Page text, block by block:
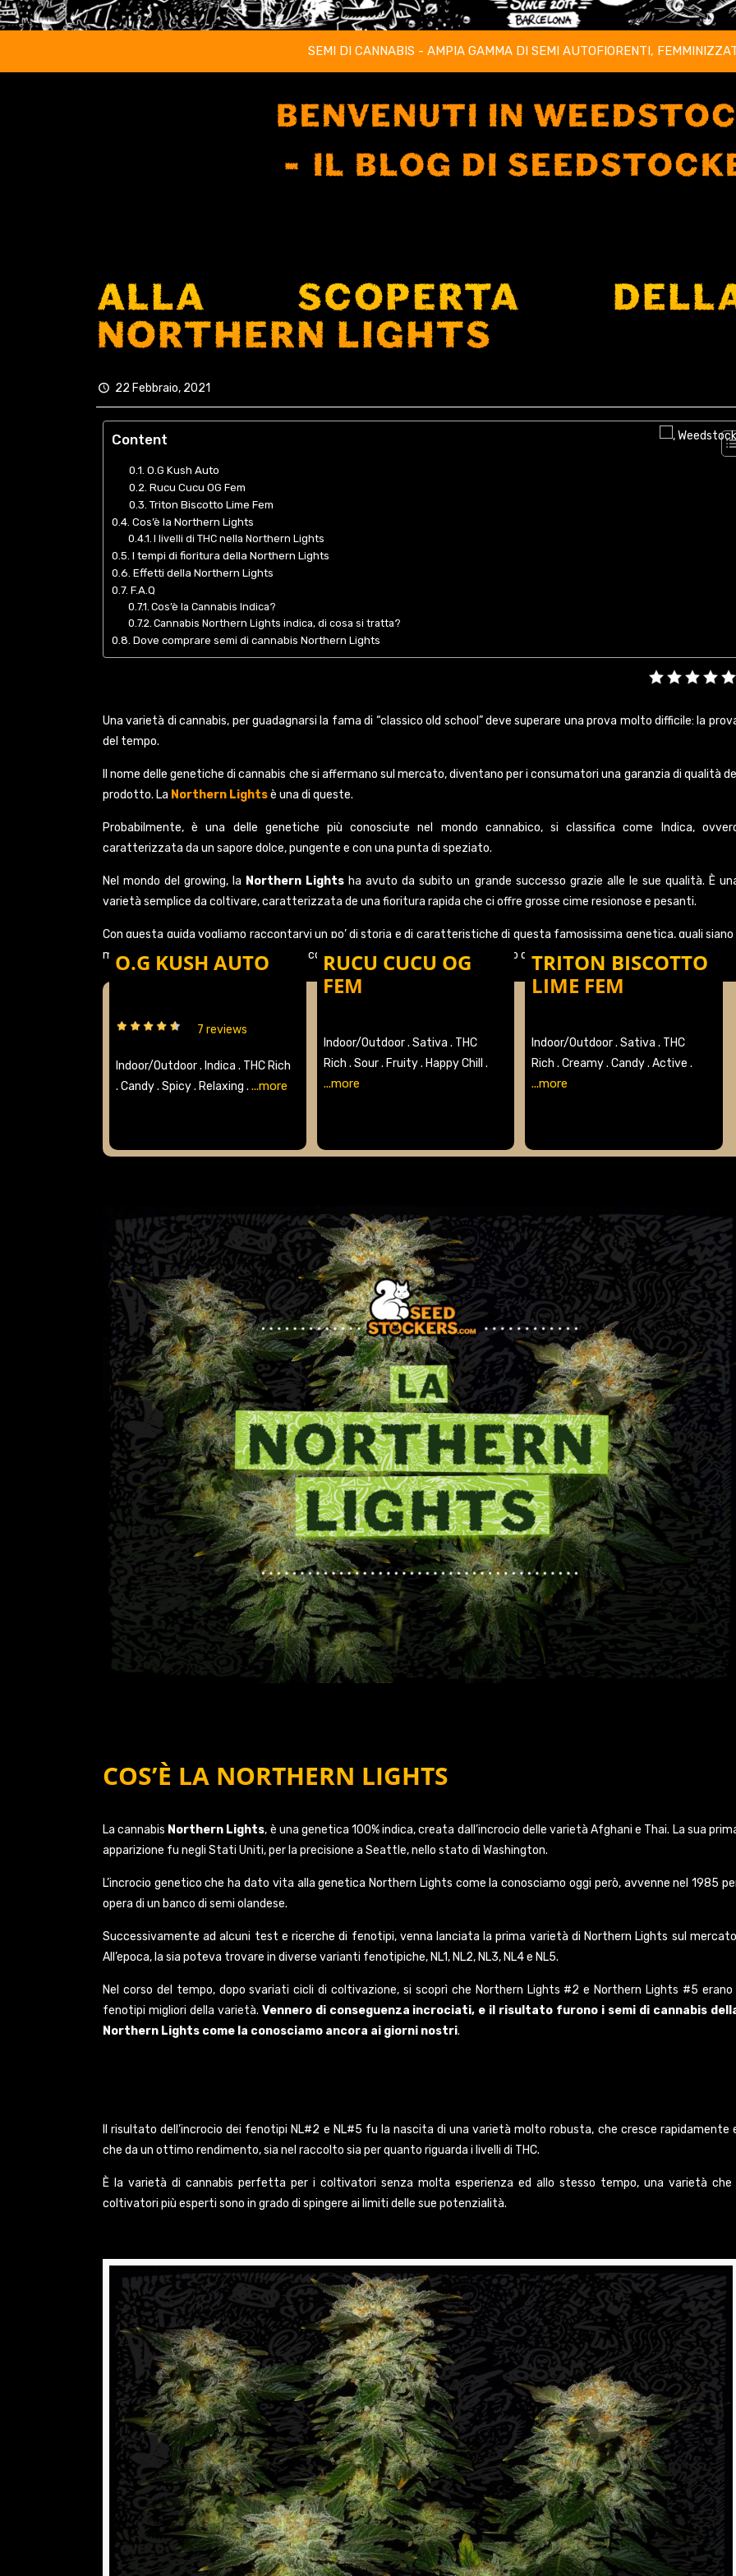
SEMI DI CANNABIS - AMPIA GAMMA DI SEMI AUTOFIORENTI,
BENVENUTI IN
IL BLOG DI
ALLA SCOPERTA
NORTHERN LIGHTS
22 Febbraio, 2021
Content
O.G Kush Auto
Rucu Cucu OG Fem
Triton Biscotto Lime Fem
Cos’è la Northern Lights
I livelli di THC nella Northern Lights
I tempi di fioritura della Northern Lights
Effetti della Northern Lights
F.A.Q
Cos’è la Cannabis Indica?
Cannabis Northern Lights indica, di cosa si tratta?
Dove comprare semi di cannabis Northern Lights
Una varietà di cannabis, per guadagnarsi la fama di “classico old school” deve superare una prova molto difficile: la
del tempo.
Il nome delle genetiche di cannabis che si affermano sul mercato, diventano per i consumatori una garanzia di qualità
prodotto. La Northern Lightsè una di queste.
Probabilmente, è una delle genetiche più conosciute nel mondo cannabico, si classifica come Indica,
caratterizzata da un sapore dolce, pungente e con una punta di speziato.
Nel mondo del growing, la Northern Lights ha avuto da subito un grande successo grazie alle le sue qualità. È
varietà semplice da coltivare, caratterizzata de una fioritura rapida che ci offre grosse cime resionose e pesanti.
Con questa guida vogliamo raccontarvi un po’ di storia e di caratteristiche di questa famosissima genetica, quali siano
motivi che l’hanno portata alla fama e come abbia fatto ad entrare nell’olimpo delle genetiche di cannabis.
O.G KUSH AUTO
7 reviews
Indoor/Outdoor . Indica . THC Rich
. Candy . Spicy . Relaxing . ...more
RUCU CUCU OG
FEM
Indoor/Outdoor .Sativa . THC
Rich .Sour . Fruity . Happy Chill .
...more
TRITON BISCOTTO
LIME FEM
Indoor/Outdoor .Sativa . THC
Rich .Creamy .Candy .Active .
...more
COS’È LA NORTHERN LIGHTS
La cannabis Northern Lights, è una genetica 100% indica, creata dall’incrocio delle varietà Afghani e Thai. La sua
apparizione fu negli Stati Uniti, per la precisione a Seattle, nello stato di Washington.
L’incrocio genetico che ha dato vita alla genetica Northern Lights come la conosciamo oggi però, avvenne nel 1985
opera di un banco di semi olandese.
Successivamente ad alcuni test e ricerche di fenotipi, venna lanciata la prima varietà di Northern Lights sul
All’epoca, la sia poteva trovare in diverse varianti fenotipiche, NL1, NL2, NL3, NL4 e NL5.
Nel corso del tempo, dopo svariati cicli di coltivazione, si scoprì che Northern Lights #2 e Northern Lights #5 erano
fenotipi migliori della varietà. Vennero di conseguenza incrociati, e il risultato furono i semi di cannabis
Northern Lights come la conosciamo ancora ai giorni nostri.
Il risultato dell’incrocio dei fenotipi NL#2 e NL#5 fu la nascita di una varietà molto robusta, che cresce rapidamente
che da un ottimo rendimento, sia nel raccolto sia per quanto riguarda i livelli di THC.
È la varietà di cannabis perfetta per i coltivatori senza molta esperienza ed allo stesso tempo, una varietà che
coltivatori più esperti sono in grado di spingere ai limiti delle sue potenzialità.